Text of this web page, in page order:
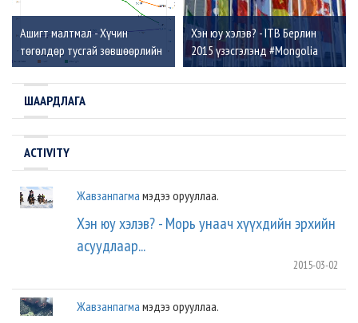
Ашигт малтмал - Хүчин
төгөлдөр тусгай зөвшөөрлийн
тоо жилийн эцсийн байдлаар
Хэн юу хэлэв? - ITB Берлин
2015 үзэсгэлэнд #Mongolia
үнэлгээ өндөртэй байна. RT!
ШААРДЛАГА
ACTIVITY
Жавзанпагма мэдээ орууллаа.
Хэн юу хэлэв? - Морь унаач хүүхдийн эрхийн
асуудлаар...
2015-03-02
Жавзанпагма мэдээ орууллаа.